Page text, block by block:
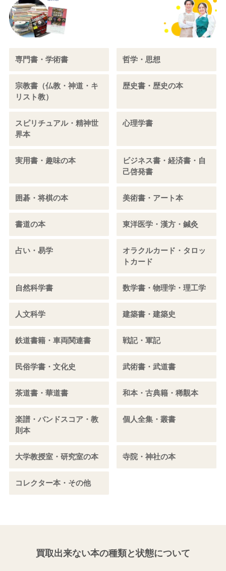
専門書・学術書 哲学・思想
宗教書（仏教・神道・キ
リスト教）
歴史書・歴史の本
スピリチュアル・精神世
界本
心理学書
実用書・趣味の本
ビジネス書・経済書・自
己啓発書
囲碁・将棋の本 美術書・アート本
書道の本 東洋医学・漢方・鍼灸
占い・易学
オラクルカード・タロッ
トカード
自然科学書 数学書・物理学・理工学
人文科学 建築書・建築史
鉄道書籍・車両関連書 戦記・軍記
民俗学書・文化史 武術書・武道書
茶道書・華道書 和本・古典籍・稀覯本
楽譜・バンドスコア・教
則本
個人全集・叢書
大学教授室・研究室の本 寺院・神社の本
コレクター本・その他
買取出来ない本の種類と状態について